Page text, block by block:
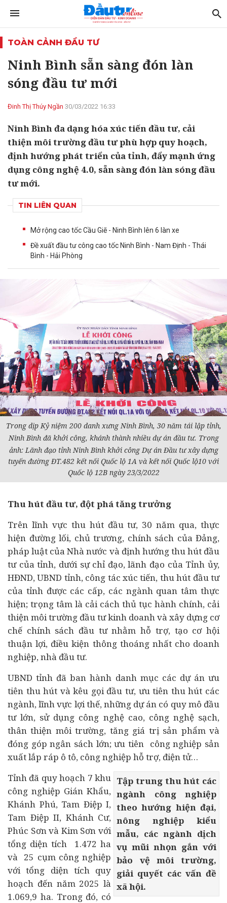
TOÀN CẢNH ĐẦU TƯ
Ninh Bình sẵn sàng đón làn
sóng đầu tư mới
Đinh Thị Thúy Ngần 30/03/2022 16:33
Ninh Bình đa dạng hóa xúc tiến đầu tư, cải
thiện môi trường đầu tư phù hợp quy hoạch,
định hướng phát triển của tỉnh, đẩy mạnh ứng
dụng công nghệ 4.0, sẵn sàng đón làn sóng đầu
tư mới.
TIN LIÊN QUAN
Mở rộng cao tốc Cầu Giẽ - Ninh Bình lên 6 làn xe
Đề xuất đầu tư công cao tốc Ninh Bình - Nam Định - Thái
Bình - Hải Phòng
Trong dịp Kỷ niệm 200 danh xưng Ninh Bình, 30 năm tái lập tỉnh,
Ninh Bình đã khởi công, khánh thành nhiều dự án đầu tư. Trong
ảnh: Lãnh đạo tỉnh Ninh Bình khởi công Dự án Đầu tư xây dựng
tuyến đường ĐT.482 kết nối Quốc lộ 1A và kết nối Quốc lộ10 với
Quốc lộ 12B ngày 23/3/2022
Thu hút đầu tư, đột phá tăng trưởng
Trên lĩnh vực thu hút đầu tư, 30 năm qua, thực
hiện đường lối, chủ trương, chính sách của Đảng,
pháp luật của Nhà nước và định hướng thu hút đầu
tư của tỉnh, dưới sự chỉ đạo, lãnh đạo của Tỉnh ủy,
HĐND, UBND tỉnh, công tác xúc tiến, thu hút đầu tư
của tỉnh được các cấp, các ngành quan tâm thực
hiện; trọng tâm là cải cách thủ tục hành chính, cải
thiện môi trường đầu tư kinh doanh và xây dựng cơ
chế chính sách đầu tư nhằm hỗ trợ, tạo cơ hội
thuận lợi, điều kiện thông thoáng nhất cho doanh
nghiệp, nhà đầu tư.
UBND tỉnh đã ban hành danh mục các dự án ưu
tiên thu hút và kêu gọi đầu tư, ưu tiên thu hút các
ngành, lĩnh vực lợi thế, những dự án có quy mô đầu
tư lớn, sử dụng công nghệ cao, công nghệ sạch,
thân thiện môi trường, tăng giá trị sản phẩm và
đóng góp ngân sách lớn; ưu tiên công nghiệp sản
xuất lắp ráp ô tô, công nghiệp hỗ trợ, điện tử…
Tập trung thu hút các
ngành công nghiệp
theo hướng hiện đại,
nông nghiệp kiểu
mẫu, các ngành dịch
vụ mũi nhọn gắn với
bảo vệ môi trường,
giải quyết các vấn đề
xã hội.
Tỉnh đã quy hoạch 7 khu
công nghiệp Gián Khẩu,
Khánh Phú, Tam Điệp I,
Tam Điệp II, Khánh Cư,
Phúc Sơn và Kim Sơn với
tổng diện tích 1.472 ha
và 25 cụm công nghiệp
với tổng diện tích quy
hoạch đến năm 2025 là
1.069,9 ha. Trong đó, có